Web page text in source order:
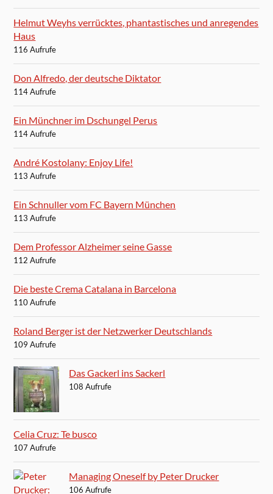
Helmut Weyhs verrücktes, phantastisches und anregendes
Haus
116 Aufrufe
Don Alfredo, der deutsche Diktator
114 Aufrufe
Ein Münchner im Dschungel Perus
114 Aufrufe
André Kostolany: Enjoy Life!
113 Aufrufe
Ein Schnuller vom FC Bayern München
113 Aufrufe
Dem Professor Alzheimer seine Gasse
112 Aufrufe
Die beste Crema Catalana in Barcelona
110 Aufrufe
Roland Berger ist der Netzwerker Deutschlands
109 Aufrufe
Das Gackerl ins Sackerl
108 Aufrufe
Celia Cruz: Te busco
107 Aufrufe
Managing Oneself by Peter Drucker
106 Aufrufe